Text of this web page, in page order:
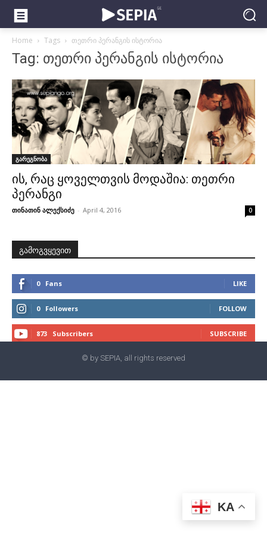
Home Tags თეთრი პერანგის ისტორია
Tag: თეთრი პერანგის ისტორია
გარეგნობა
ის, რაც ყოველთვის მოდაშია: თეთრი
პერანგი
თინათინ ალექსიძე - April 4, 2016 0
გამოგვყევით
0 Fans LIKE
0 Followers FOLLOW
873 Subscribers SUBSCRIBE
© by SEPIA, all rights reserved
KA